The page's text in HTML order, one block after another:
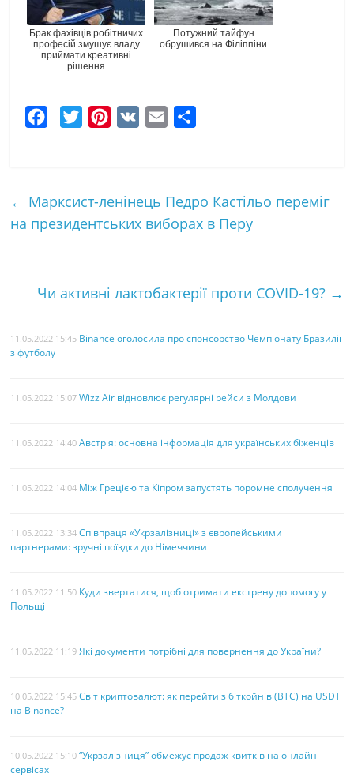
Брак фахівців робітничих
професій змушує владу
приймати креативні
рішення
Потужний тайфун
обрушився на Філіппіни
b
o
t
e
e
r
t
l
к
а
← Марксист-ленінець Педро Кастільо переміг
на президентських виборах в Перу
Чи активні лактобактерії проти COVID-19? →
11.05.2022 15:45 Binance оголосила про спонсорство Чемпіонату Бразилії
з футболу
11.05.2022 15:07 Wizz Air відновлює регулярні рейси з Молдови
11.05.2022 14:40 Австрія: основна інформація для українських біженців
11.05.2022 14:04 Між Грецією та Кіпром запустять поромне сполучення
11.05.2022 13:34 Співпраця «Укрзалізниці» з європейськими
партнерами: зручні поїздки до Німеччини
11.05.2022 11:50 Куди звертатися, щоб отримати екстрену допомогу у
Польщі
11.05.2022 11:19 Які документи потрібні для повернення до України?
10.05.2022 15:45 Світ криптовалют: як перейти з біткойнів (BTC) на USDT
на Binance?
10.05.2022 15:10 “Укрзалізниця” обмежує продаж квитків на онлайн-
сервісах